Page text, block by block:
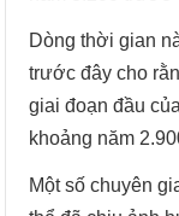
Dòng thời gian
trước đây cho
giai đoạn đầu
khoảng năm
Một số chuyên